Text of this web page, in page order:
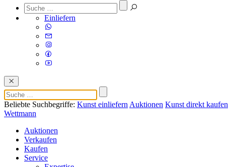
Einliefern
Beliebte Suchbegriffe: Kunst einliefern Auktionen Kunst direkt kaufen
Wettmann
Auktionen
Verkaufen
Kaufen
Service